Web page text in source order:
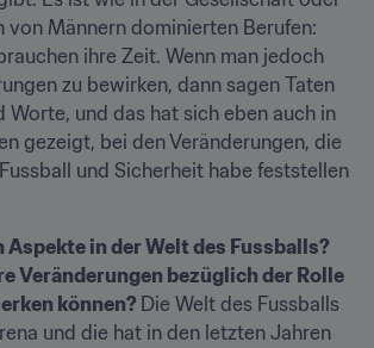
von Männern dominierten Berufen:
ihre Zeit. Wenn man jedoch
zu bewirken, dann sagen Taten
Worte, und das hat sich eben auch in
gezeigt, bei den Veränderungen, die
und Sicherheit habe feststellen
Aspekte in der Welt des Fussballs?
Veränderungen bezüglich der Rolle
können? Die Welt des Fussballs
und die hat in den letzten Jahren